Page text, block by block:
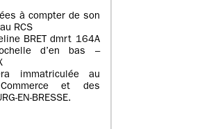
à compter de son
RCS
BRET dmrt 164A
d’en bas –
immatriculée au
et des
EN-BRESSE.